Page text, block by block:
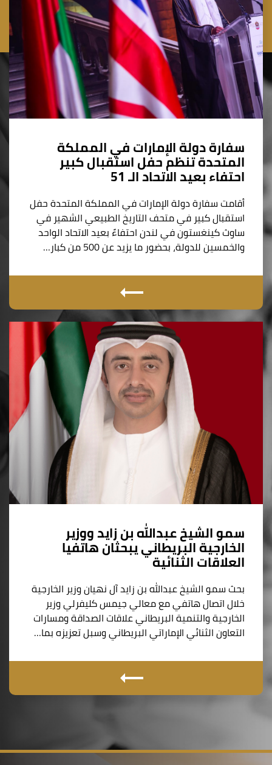
سفارة دولة الإمارات في المملكة
المتحدة تنظم حفل استقبال كبير
احتفاء بعيد الاتحاد الـ 51
أقامت سفارة دولة الإمارات في المملكة المتحدة حفل
استقبال كبير في متحف التاريخ الطبيعي الشهير في
ساوث كينغستون في لندن احتفاءً بعيد الاتحاد الواحد
والخمسين للدولة، بحضور ما يزيد عن 500 من كبار…
سمو الشيخ عبدالله بن زايد ووزير
الخارجية البريطاني يبحثان هاتفيا
العلاقات الثنائية
بحث سمو الشيخ عبدالله بن زايد آل نهيان وزير الخارجية
خلال اتصال هاتفي مع معالي جيمس كليفرلي وزير
الخارجية والتنمية البريطاني علاقات الصداقة ومسارات
التعاون الثنائي الإماراتي البريطاني وسبل تعزيزه بما…